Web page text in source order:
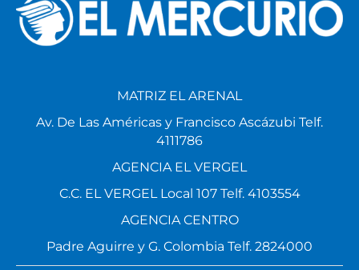
MATRIZ EL ARENAL
Av. De Las Américas y Francisco Ascázubi Telf.
4111786
AGENCIA EL VERGEL
C.C. EL VERGEL Local 107 Telf. 4103554
AGENCIA CENTRO
Padre Aguirre y G. Colombia Telf. 2824000